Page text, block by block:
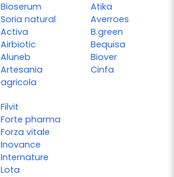
Bioserum
Soria natural
Activa
Airbiotic
Aluneb
Artesania
agricola
Atika
Averroes
B.green
Bequisa
Biover
Cinfa
Filvit
Forte pharma
Forza vitale
Inovance
Internature
Lota